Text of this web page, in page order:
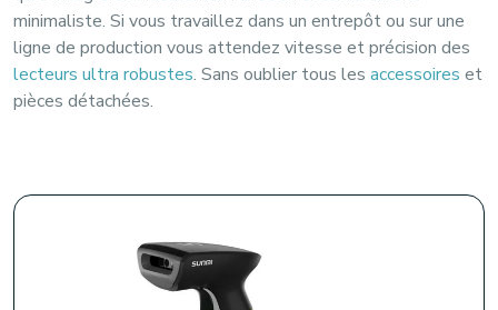
minimaliste. Si vous travaillez dans un entrepôt ou sur une
ligne de production vous attendez vitesse et précision des
lecteurs ultra robustes. Sans oublier tous les accessoires et
pièces détachées.